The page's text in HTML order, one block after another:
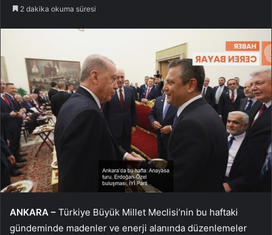
2 dakika okuma süresi
ANKARA – Türkiye Büyük Millet Meclisi’nin bu haftaki
gündeminde madenler ve enerji alanında düzenlemeler